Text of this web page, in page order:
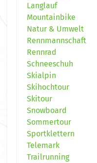
Langlauf
Mountainbike
Natur & Umwelt
Rennmannschaft
Rennrad
Schneeschuh
Skialpin
Skihochtour
Skitour
Snowboard
Sommertour
Sportklettern
Telemark
Trailrunning